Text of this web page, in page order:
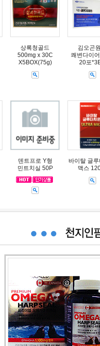
상록청골드
500mg x 30C
X5BOX(75g)
김오곤
쾌변다이
20포
덴트프로 Y형
민트치실 50P
바이탈 글
맥스